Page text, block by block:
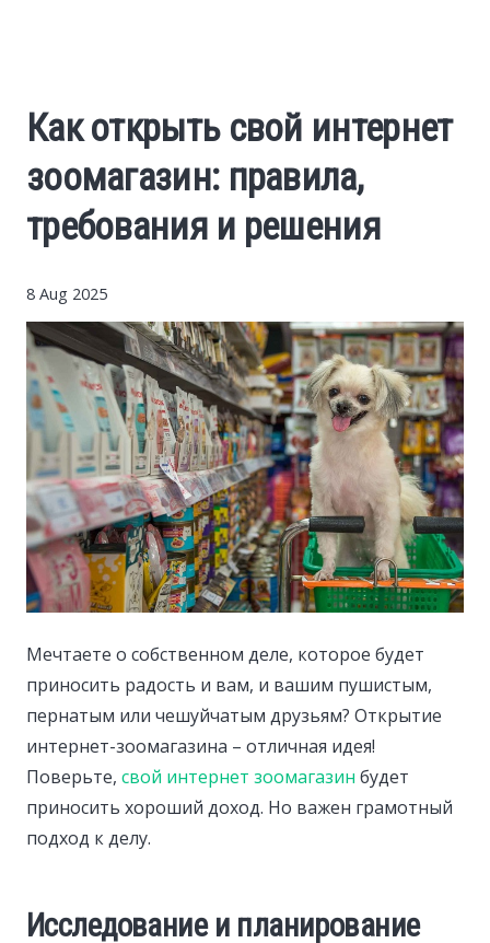
USA
Internet
Как открыть свой интернет
зоомагазин: правила,
требования и решения
8 Aug 2025
Мечтаете о собственном деле, которое будет
приносить радость и вам, и вашим пушистым,
пернатым или чешуйчатым друзьям? Открытие
интернет-зоомагазина – отличная идея!
Поверьте, свой интернет зоомагазин будет
приносить хороший доход. Но важен грамотный
подход к делу.
Исследование и планирование